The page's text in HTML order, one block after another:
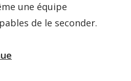
une équipe
de le seconder.